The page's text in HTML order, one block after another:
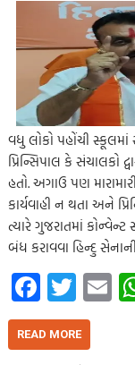
વધુ લોકો પહોંચી
પ્રિન્સિપાલ કે સંચાલકો
હતો. અગાઉ પણ
કાર્યવાહી ન થતા અને
ત્યારે ગુજરાતમાં
બંધ કરાવવા હિન્દુ
Fa
ce
b
T
wi
tt
E
m
READ MORE